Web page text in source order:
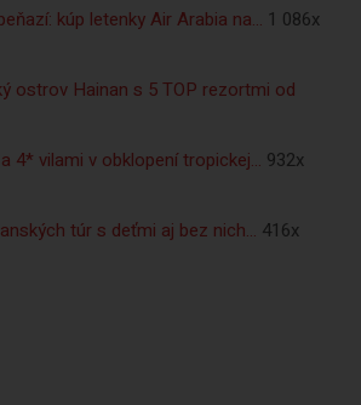
kúp letenky Air Arabia na… 1 086x
ostrov Hainan s 5 TOP rezortmi od
4* vilami v obklopení tropickej… 932x
túr s deťmi aj bez nich… 416x